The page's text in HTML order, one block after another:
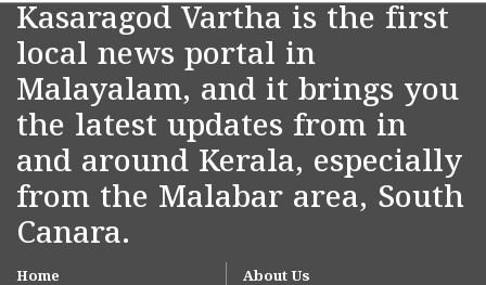
Kasaragod Vartha is the first
local news portal in
Malayalam, and it brings you
the latest updates from in
and around Kerala, especially
from the Malabar area, South
Canara.
Home About Us